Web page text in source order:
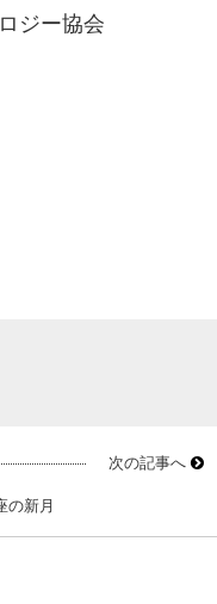
ジー協会
次の記事へ
の新月